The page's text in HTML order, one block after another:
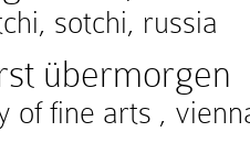
sotchi, russia
übermorgen
of fine arts ,